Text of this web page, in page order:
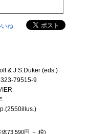
いね
& J.S.Duker (eds.)
323-79515-9
体73,590円 ＋ 税)